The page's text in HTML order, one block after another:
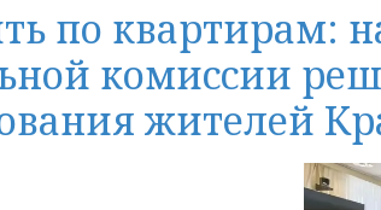
по квартирам:
комиссии
жителей